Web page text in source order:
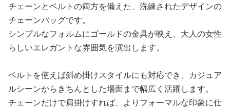
チェーンとベルトの両方を備えた、洗練されたデザインの
チェーンバッグです。
シンプルなフォルムにゴールドの金具が映え、大人の女性
らしいエレガントな雰囲気を演出します。
ベルトを使えば斜め掛けスタイルにも対応でき、カジュア
ルシーンからきちんとした場面まで幅広く活躍します。
チェーンだけで肩掛けすれば、よりフォーマルな印象に仕